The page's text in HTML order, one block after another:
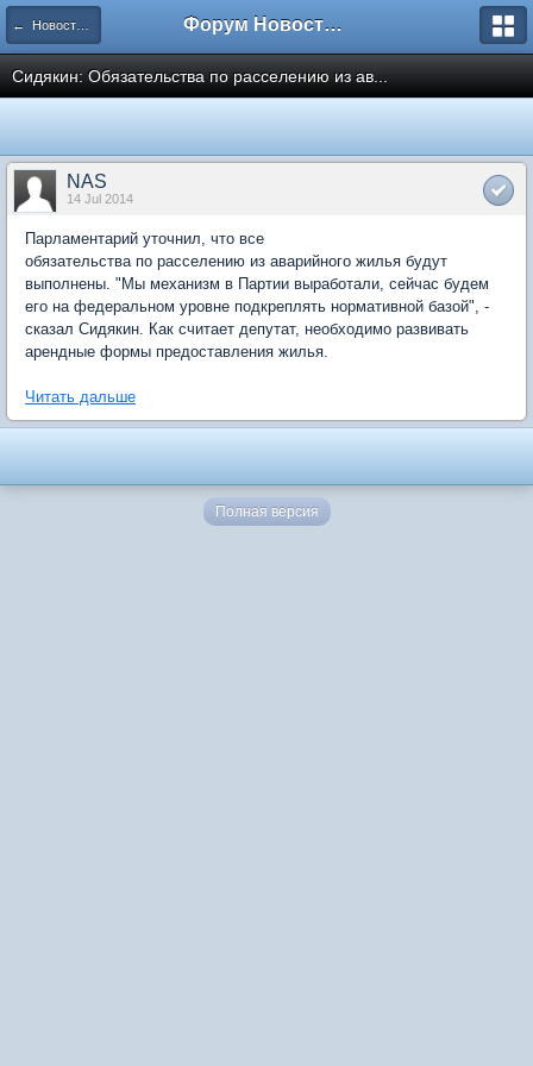
← Новости рынка недвижимости Форум Новостройки
Сидякин: Обязательства по расселению из ав...
NAS
14 Jul 2014
Парламентарий уточнил, что все
обязательства по расселению из аварийного жилья будут
выполнены. "Мы механизм в Партии выработали, сейчас будем
его на федеральном уровне подкреплять нормативной базой", -
сказал Сидякин. Как считает депутат, необходимо развивать
арендные формы предоставления жилья.
Читать дальше
Полная версия